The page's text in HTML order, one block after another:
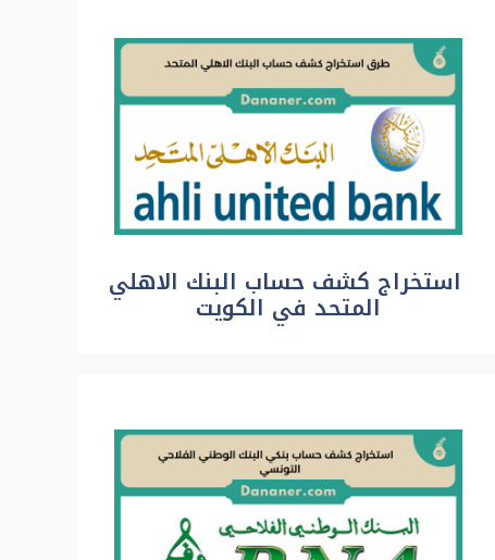
استخراج كشف حساب البنك الاهلي
المتحد في الكويت